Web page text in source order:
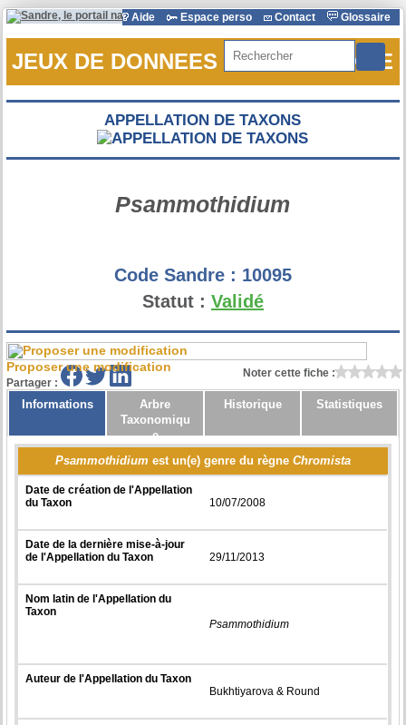
Aide Espace perso Contact Glossaire
Rechercher
JEUX DE DONNEES DE REFERENCE
APPELLATION DE TAXONS
Psammothidium
Code Sandre : 10095
Statut : Validé
Proposer une modification Noter cette fiche :
Partager :
Informations
Arbre
Taxonomiqu
e
Historique Statistiques
Psammothidium est un(e) genre du règne Chromista
Date de création de l'Appellation
du Taxon
10/07/2008
Date de la dernière mise-à-jour
de l'Appellation du Taxon
29/11/2013
Nom latin de l'Appellation du
Taxon
Psammothidium
Auteur de l'Appellation du Taxon
Bukhtiyarova & Round